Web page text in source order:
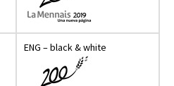
ENG – black & white